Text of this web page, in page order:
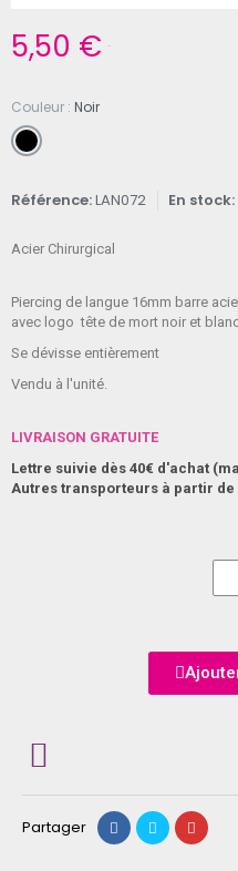
5,50 €
Couleur Noir
Référence LAN072 En stock
Acier Chirurgical
Piercing de langue 16mm barre
avec logo tête de mort noir et
Se dévisse entièrement
Vendu à l'unité.
LIVRAISON GRATUITE
Lettre suivie dès 40€ d'achat
Autres transporteurs à partir de
Partager